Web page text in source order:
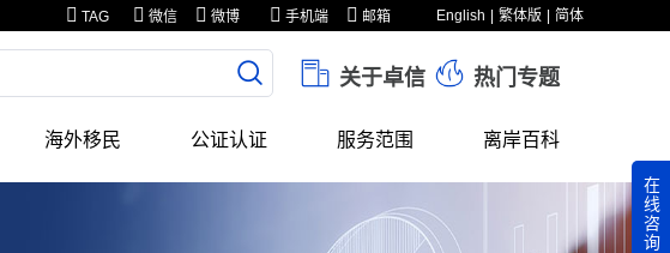
English 繁体版 简体
TAG 微信 微博 手机端 邮箱
关于卓信 热门专题
海外移民 公证认证 服务范围 离岸百科
在
线
咨
询